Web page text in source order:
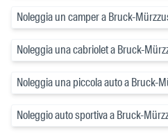
Noleggia un camper a Bruck-
Noleggia una cabriolet a Bruck-
Noleggia una piccola auto a Bruck-
Noleggio auto sportiva a Bruck-